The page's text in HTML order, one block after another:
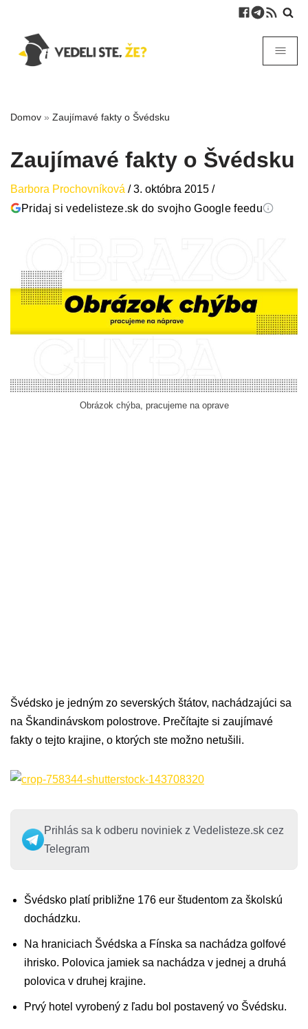
Domov » Zaujímavé fakty o Švédsku
Zaujímavé fakty o Švédsku
Barbora Prochovníková /3. októbra 2015 /
Pridaj si vedelisteze.sk do svojho Google feedu
Obrázok chýba, pracujeme na oprave
Švédsko je jedným zo severských štátov, nachádzajúci sa
na Škandinávskom polostrove. Prečítajte si zaujímavé
fakty o tejto krajine, o ktorých ste možno netušili.
Prihlás sa k odberu noviniek z Vedelisteze.sk cez
Telegram
Švédsko platí približne 176 eur študentom za školskú
dochádzku.
Na hraniciach Švédska a Fínska sa nachádza golfové
ihrisko. Polovica jamiek sa nachádza v jednej a druhá
polovica v druhej krajine.
Prvý hotel vyrobený z ľadu bol postavený vo Švédsku.